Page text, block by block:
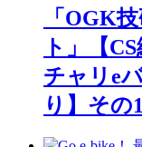
「OGK
ト」【
チャリe
り】その1